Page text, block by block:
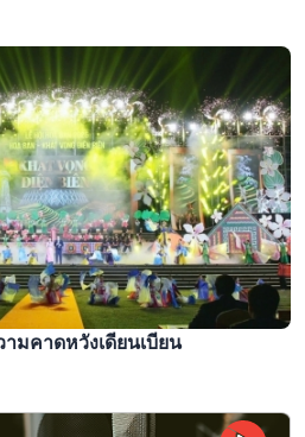
มคาดหวังเดียนเบียน